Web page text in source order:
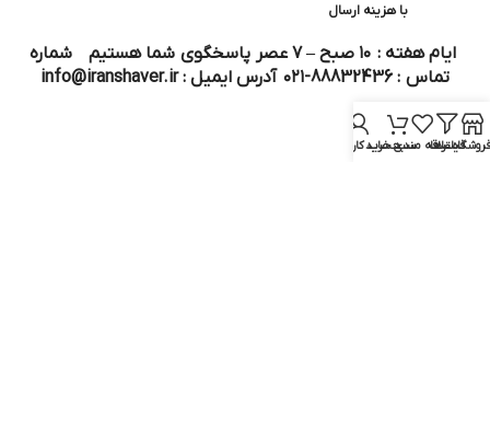
با هزینه ارسال
ایام هفته : ۱۰ صبح – ۷ عصر پاسخگوی شما هستیم شماره
تماس : 88832436-۰۲۱ آدرس ایمیل : info@iranshaver.ir
فروشگاهفیلترها
علاقه مندیسبد خرید
حساب کاربری من